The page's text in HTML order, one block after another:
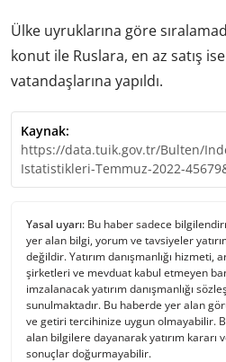
Ülke uyruklarına göre
konut ile Ruslara, en az satış
vatandaşlarına yapıldı.
Kaynak:
https://data.tuik.gov.tr/Bulten/
Istatistikleri-Temmuz-2022-
Yasal uyarı: Bu haber sadece
yer alan bilgi, yorum ve tavsiyeler
değildir. Yatırım danışmanlığı
şirketleri ve mevduat kabul etmeyen
imzalanacak yatırım danışmanlığı
sunulmaktadır. Bu haberde yer alan
ve getiri tercihinize uygun olmayabilir.
alan bilgilere dayanarak yatırım kararı
sonuçlar doğurmayabilir.